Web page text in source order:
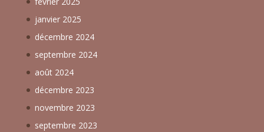
janvier 2025
décembre 2024
septembre 2024
août 2024
décembre 2023
novembre 2023
septembre 2023